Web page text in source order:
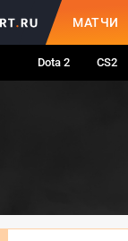
МАТЧИ
Dota 2 CS2